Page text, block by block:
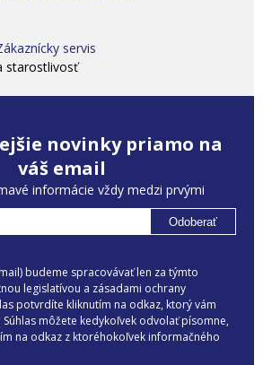
servis
starostlivosť
novinky priamo na
váš email
informácie vždy medzi prvými
Odoberať
budeme spracovávať len za týmto
legislatívou a zásadami ochrany
potvrdíte kliknutím na odkaz, ktorý vám
môžete kedykoľvek odvolať písomne,
na odkaz z ktoréhokoľvek informačného